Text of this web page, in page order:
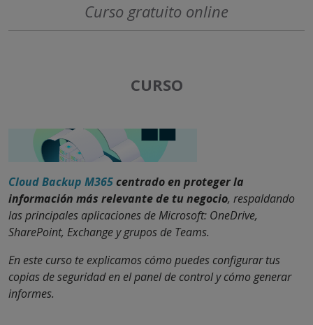
Curso gratuito online
CURSO
Cloud Backup M365centrado en proteger la
información más relevante de tu negocio, respaldando
las principales aplicaciones de Microsoft: OneDrive,
SharePoint, Exchange y grupos de Teams.
En este curso te explicamos cómo puedes configurar tus
copias de seguridad en el panel de control y cómo generar
informes.